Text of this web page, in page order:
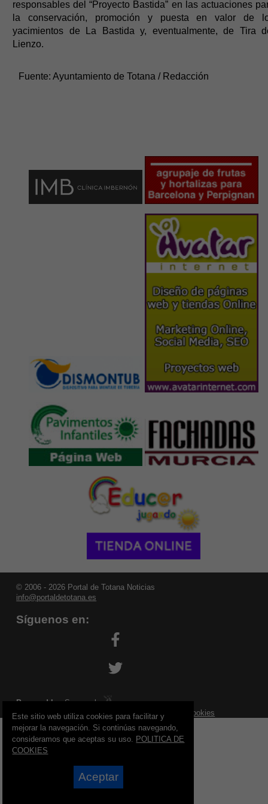
responsables del “Proyecto Bastida” en las actuaciones
la conservación, promoción y puesta en valor de
yacimientos de La Bastida y, eventualmente, de Tira
Lienzo.
Fuente: Ayuntamiento de Totana / Redacción
© 2006 - 2026 Portal de Totana Noticias
info@portaldetotana.es
Síguenos en:
Powered by: Superweb
Aviso Legal - Política de Privacidad -Política de Cookies
Este sitio web utiliza cookies para facilitar y
mejorar la navegación. Si continúas navegando,
consideramos que aceptas su uso. POLITICA DE
COOKIES
Aceptar